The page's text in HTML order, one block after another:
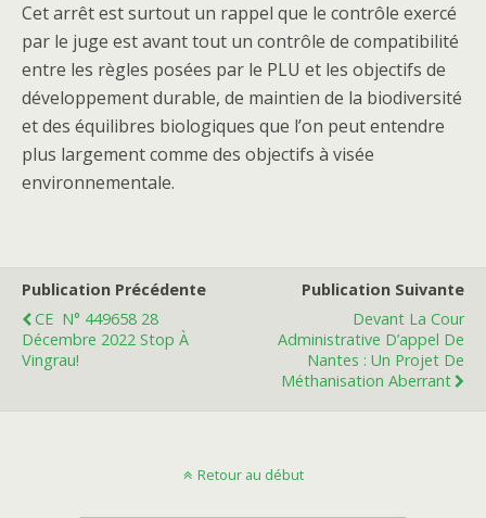
Cet arrêt est surtout un rappel que le contrôle exercé
par le juge est avant tout un contrôle de compatibilité
entre les règles posées par le PLU et les objectifs de
développement durable, de maintien de la biodiversité
et des équilibres biologiques que l’on peut entendre
plus largement comme des objectifs à visée
environnementale.
Publication Précédente
CE N° 449658 28
Décembre 2022 Stop À
Vingrau!
Publication Suivante
Devant La Cour
Administrative D’appel De
Nantes : Un Projet De
Méthanisation Aberrant
Retour au début